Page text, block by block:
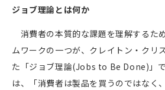
ジョブ理論とは何か
消費者の本質的な課題を理解するた
ムワークの一つが、クレイトン・クリ
た「ジョブ理論(Jobs to Be Done) 」
は、「消費者は製品を買うのではなく